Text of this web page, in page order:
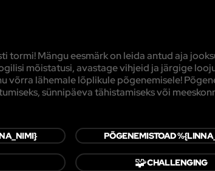
tormi! Mängu eesmärk on leida antud aja
mõistatusi, avastage vihjeid ja järgige
võrra lähemale lõplikule põgenemisele!
sünnipäeva tähistamiseks või
PÕGENEMISTOAD
🧩CHALLENGING